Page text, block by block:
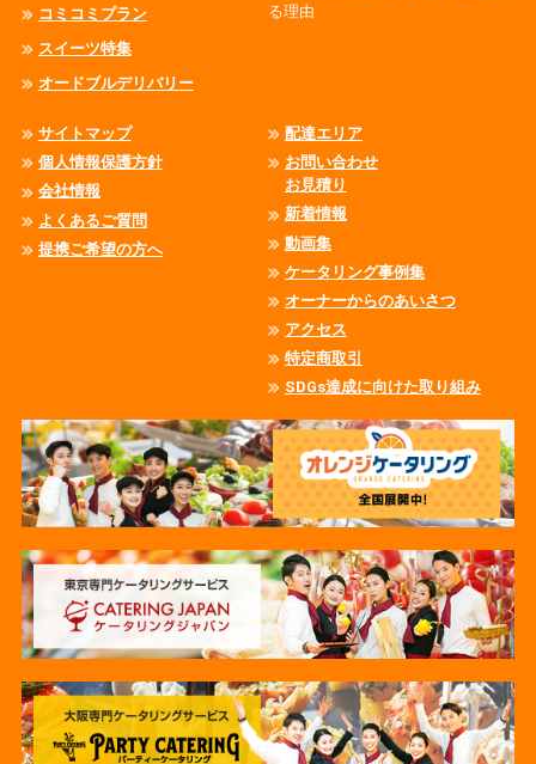
コミコミプラン
スイーツ特集
オードブルデリバリー
る理由
サイトマップ
個人情報保護方針
会社情報
よくあるご質問
提携ご希望の方へ
配達エリア
お問い合わせ
お見積り
新着情報
動画集
ケータリング事例集
オーナーからのあいさつ
アクセス
特定商取引
SDGs達成に向けた取り組み